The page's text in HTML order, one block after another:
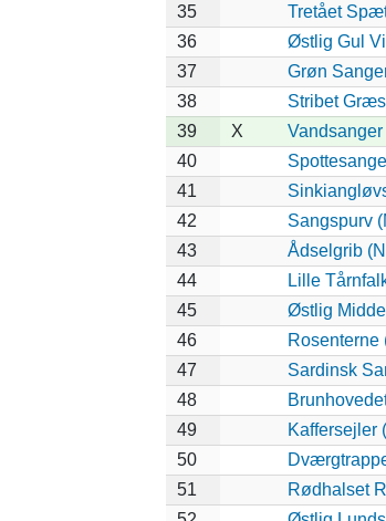
35
Tretået
36
Østlig Gul
37
Grøn
38
Stribet
39
X
40
41
42
Sangspurv
43
Ådselgrib
44
Lille
45
Østlig
46
Rosenterne
47
Sardinsk
48
49
Kaffersejler
50
51
Rødhalset